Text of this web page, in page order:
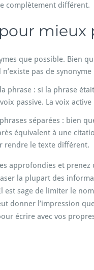
complètement différent.
mieux
que possible. Bien
pas de synonyme
phrase : si la phrase
passive. La voix
séparées : bien
équivalent à une
rendre le texte différent.
approfondies et
la plupart des
est sage de limiter le
donner l’impression
écrire avec vos